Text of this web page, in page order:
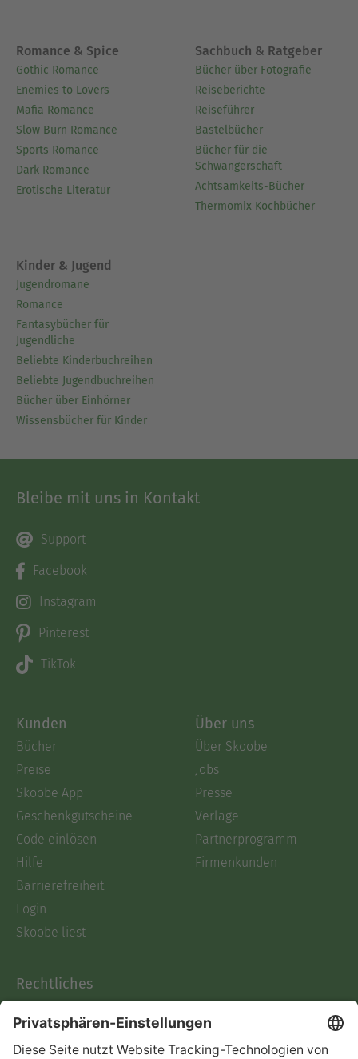
Romance & Spice
Gothic Romance
Enemies to Lovers
Mafia Romance
Slow Burn Romance
Sports Romance
Dark Romance
Erotische Literatur
Sachbuch & Ratgeber
Bücher über Fotografie
Reiseberichte
Reiseführer
Bastelbücher
Bücher für die
Schwangerschaft
Achtsamkeits-Bücher
Thermomix Kochbücher
Kinder & Jugend
Jugendromane
Romance
Fantasybücher für
Jugendliche
Beliebte Kinderbuchreihen
Beliebte Jugendbuchreihen
Bücher über Einhörner
Wissensbücher für Kinder
Bleibe mit uns in Kontakt
Support
Facebook
Instagram
Pinterest
TikTok
Kunden
Bücher
Preise
Skoobe App
Geschenkgutscheine
Code einlösen
Hilfe
Barrierefreiheit
Login
Skoobe liest
Über uns
Über Skoobe
Jobs
Presse
Verlage
Partnerprogramm
Firmenkunden
Rechtliches
AGB
Informationen nach Data